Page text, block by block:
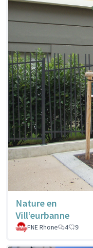
Nature en
Vill’eurbanne
FNE Rhone
4 9